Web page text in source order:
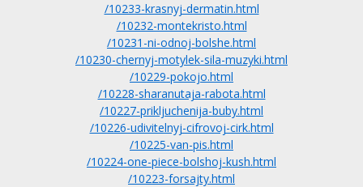
/10233-krasnyj-dermatin.html
/10232-montekristo.html
/10231-ni-odnoj-bolshe.html
/10230-chernyj-motylek-sila-muzyki.html
/10229-pokojo.html
/10228-sharanutaja-rabota.html
/10227-prikljuchenija-buby.html
/10226-udivitelnyj-cifrovoj-cirk.html
/10225-van-pis.html
/10224-one-piece-bolshoj-kush.html
/10223-forsajty.html